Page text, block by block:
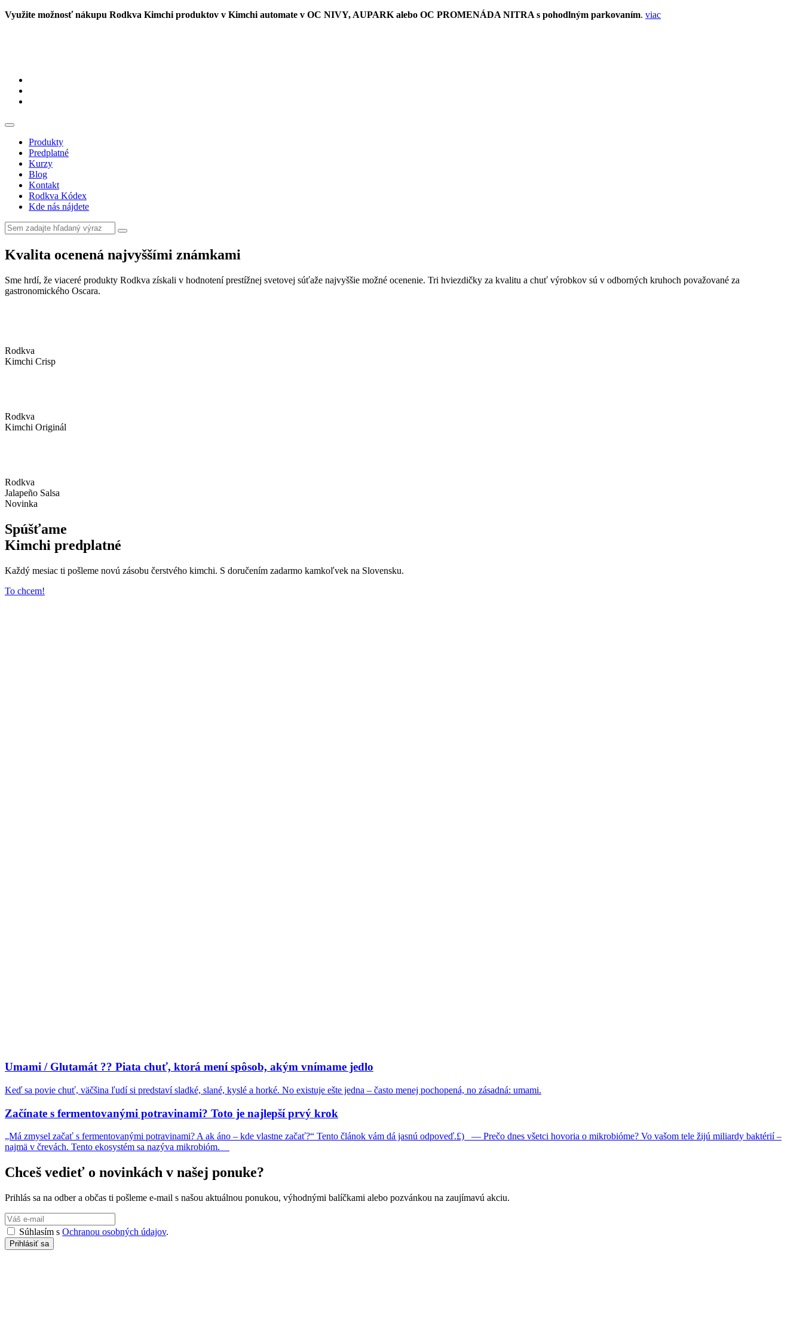
Využite možnosť nákupu Rodkva Kimchi produktov v Kimchi automate v OC NIVY, AUPARK alebo OC PROMENÁDA NITRA s pohodlným parkovaním. viac
Produkty
Predplatné
Kurzy
Blog
Kontakt
Rodkva Kódex
Kde nás nájdete
Kvalita ocenená najvyššími známkami
Sme hrdí, že viaceré produkty Rodkva získali v hodnotení prestížnej svetovej súťaže najvyššie možné ocenenie. Tri hviezdičky za kvalitu a chuť výrobkov sú v odborných kruhoch považované za
gastronomického Oscara.
Rodkva
Kimchi Crisp
Rodkva
Kimchi Originál
Rodkva
Jalapeño Salsa
Novinka
Spúšťame
Kimchi predplatné
Každý mesiac ti pošleme novú zásobu čerstvého kimchi. S doručením zadarmo kamkoľvek na Slovensku.
To chcem!
Umami / Glutamát ?? Piata chuť, ktorá mení spôsob, akým vnímame jedlo
Keď sa povie chuť, väčšina ľudí si predstaví sladké, slané, kyslé a horké. No existuje ešte jedna – často menej pochopená, no zásadná: umami.
Začínate s fermentovanými potravinami? Toto je najlepší prvý krok
„Má zmysel začať s fermentovanými potravinami? A ak áno – kde vlastne začať?“ Tento článok vám dá jasnú odpoveď.£) — Prečo dnes všetci hovoria o mikrobióme? Vo vašom tele žijú miliardy baktérií –
najmä v črevách. Tento ekosystém sa nazýva mikrobióm.
Chceš vedieť o novinkách v našej ponuke?
Prihlás sa na odber a občas ti pošleme e-mail s našou aktuálnou ponukou, výhodnými balíčkami alebo pozvánkou na zaujímavú akciu.
Súhlasím s Ochranou osobných údajov.